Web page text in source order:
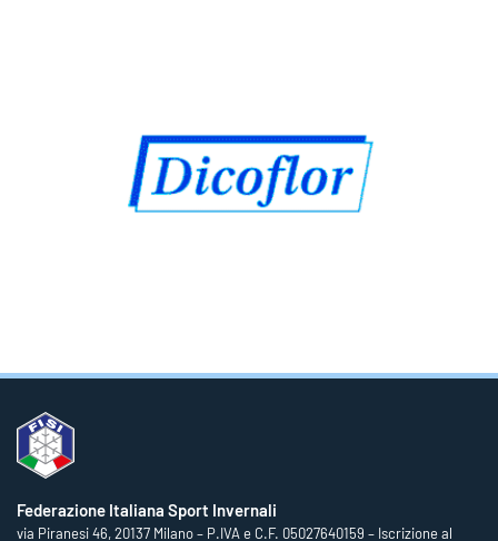
Federazione Italiana Sport Invernali
via Piranesi 46, 20137 Milano – P.IVA e C.F. 05027640159 – Iscrizione al